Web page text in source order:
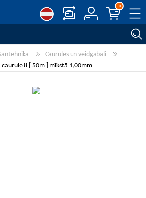
0
Caurules un veidgabali
caurule 8 [ 50m ] mīkstā 1,00mm